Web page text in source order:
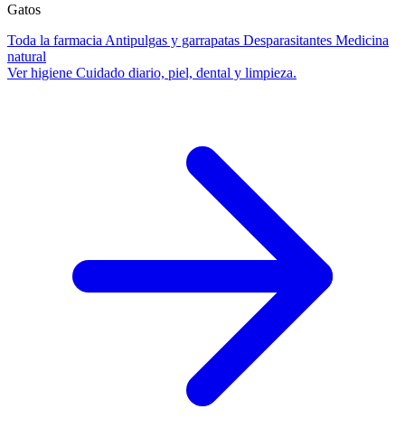
Gatos
Toda la farmacia Antipulgas y garrapatas Desparasitantes Medicina
natural
Ver higiene Cuidado diario, piel, dental y limpieza.